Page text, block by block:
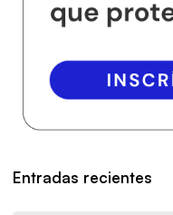
Entradas recientes